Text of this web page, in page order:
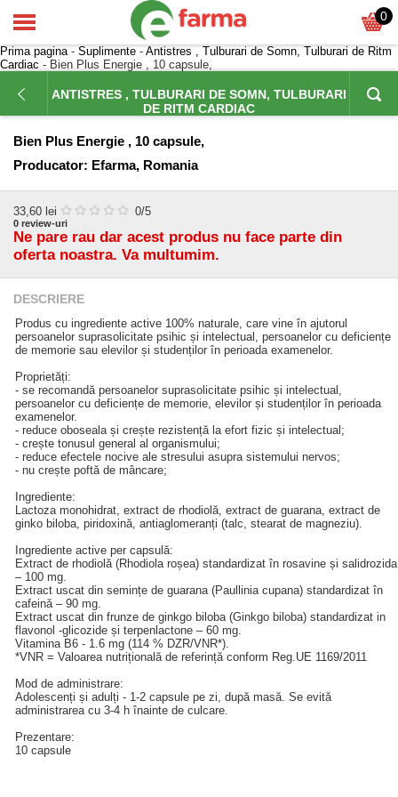
0
Prima pagina- Suplimente - Antistres , Tulburari de Somn, Tulburari de Ritm
Cardiac - Bien Plus Energie , 10 capsule,
ANTISTRES , TULBURARI DE SOMN, TULBURARI
DE RITM CARDIAC
Bien Plus Energie , 10 capsule,
Producator: Efarma, Romania
33,60 lei 0/5
0 review-uri
Ne pare rau dar acest produs nu face parte din
oferta noastra. Va multumim.
DESCRIERE
Produs cu ingrediente active 100% naturale, care vine în ajutorul
persoanelor suprasolicitate psihic și intelectual, persoanelor cu deficiențe
de memorie sau elevilor și studenților în perioada examenelor.
Proprietăți:
- se recomandă persoanelor suprasolicitate psihic și intelectual,
persoanelor cu deficiențe de memorie, elevilor și studenților în perioada
examenelor.
- reduce oboseala și crește rezistență la efort fizic și intelectual;
- crește tonusul general al organismului;
- reduce efectele nocive ale stresului asupra sistemului nervos;
- nu crește poftă de mâncare;
Ingrediente:
Lactoza monohidrat, extract de rhodiolă, extract de guarana, extract de
ginko biloba, piridoxină, antiaglomeranți (talc, stearat de magneziu).
Ingrediente active per capsulă:
Extract de rhodiolă (Rhodiola roșea) standardizat în rosavine și salidrozida
– 100 mg.
Extract uscat din semințe de guarana (Paullinia cupana) standardizat în
cafeină – 90 mg.
Extract uscat din frunze de ginkgo biloba (Ginkgo biloba) standardizat in
flavonol -glicozide și terpenlactone – 60 mg.
Vitamina B6 - 1.6 mg (114 % DZR/VNR*).
*VNR = Valoarea nutrițională de referință conform Reg.UE 1169/2011
Mod de administrare:
Adolescenți și adulți - 1-2 capsule pe zi, după masă. Se evită
administrarea cu 3-4 h înainte de culcare.
Prezentare:
10 capsule